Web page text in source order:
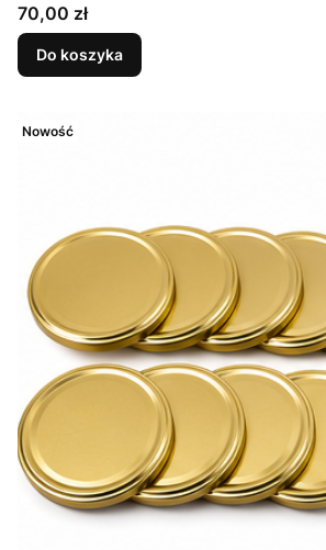
Cena
70,00 zł
Do koszyka
Nowość